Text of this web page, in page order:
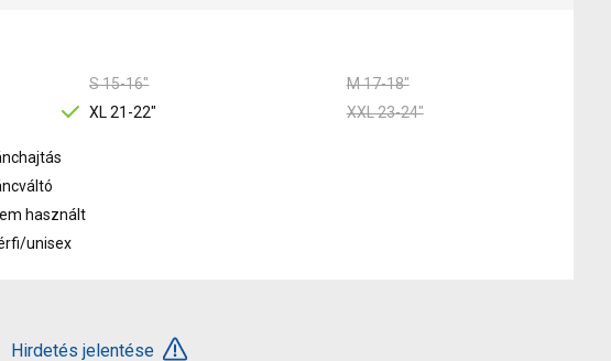
S 15-16"
M 17-18"
XL 21-22" XXL 23-24"
használt
unisex
Hirdetés jelentése